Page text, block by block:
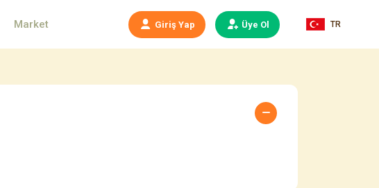
Market Giriş Yap Üye Ol TR